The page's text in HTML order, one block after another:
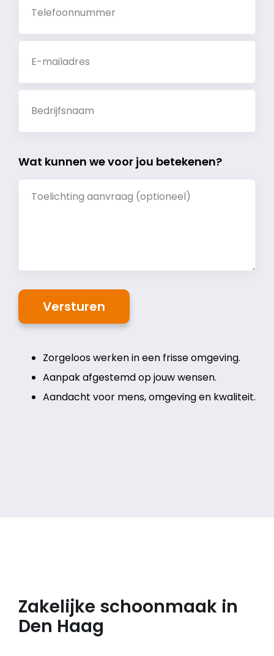
Wat kunnen we voor jou betekenen?
Versturen
Zorgeloos werken in een frisse omgeving.
Aanpak afgestemd op jouw wensen.
Aandacht voor mens, omgeving en kwaliteit.
Zakelijke schoonmaak in
Den Haag